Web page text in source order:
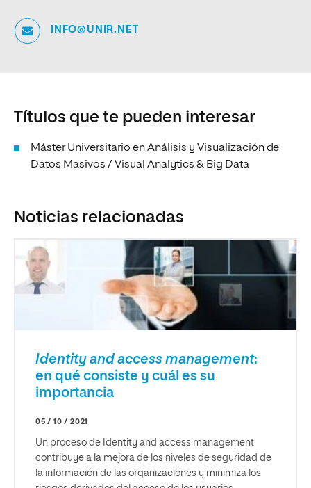
INFO@UNIR.NET
Títulos que te pueden interesar
Máster Universitario en Análisis y Visualización de
Datos Masivos / Visual Analytics & Big Data
Noticias relacionadas
Identity and access management:
en qué consiste y cuál es su
importancia
05 / 10 / 2021
Un proceso de Identity and access management
contribuye a la mejora de los niveles de seguridad de
la información de las organizaciones y minimiza los